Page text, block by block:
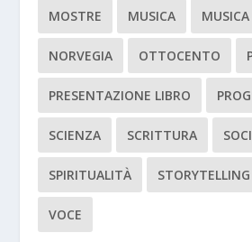
MOSTRE MUSICA MUSICA
NORVEGIA OTTOCENTO
PRESENTAZIONE LIBRO
SCIENZA SCRITTURA
SPIRITUALITÀ STORYTELLING
VOCE